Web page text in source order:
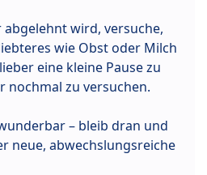
wird, versuche,
wie Obst oder Milch
eine kleine Pause zu
nochmal zu versuchen.
– bleib dran und
neue, abwechslungsreiche